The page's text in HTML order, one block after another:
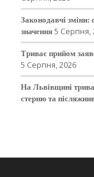
Законодавчі зміни:
значення5 Серпня,
Триває прийом
5 Серпня, 2026
На Львівщині
стерню та